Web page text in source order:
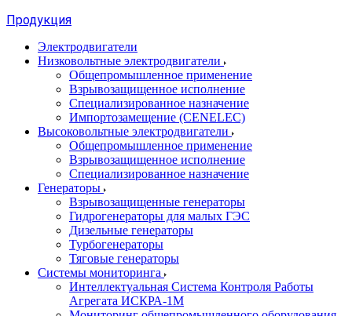
Продукция
Электродвигатели
Низковольтные электродвигатели
Общепромышленное применение
Взрывозащищенное исполнение
Специализированное назначение
Импортозамещение (CENELEC)
Высоковольтные электродвигатели
Общепромышленное применение
Взрывозащищенное исполнение
Специализированное назначение
Генераторы
Взрывозащищенные генераторы
Гидрогенераторы для малых ГЭС
Дизельные генераторы
Турбогенераторы
Тяговые генераторы
Системы мониторинга
Интеллектуальная Система Контроля Работы
Агрегата ИСКРА-1М